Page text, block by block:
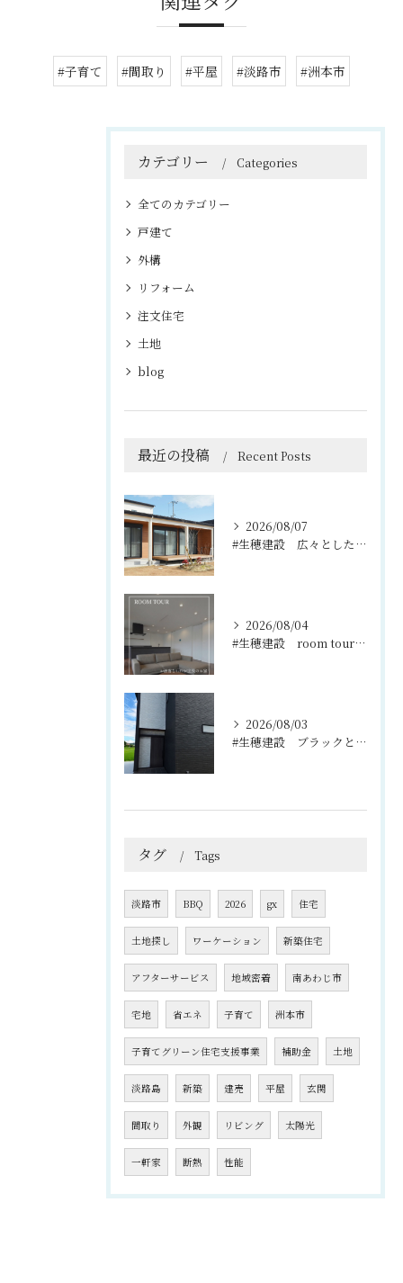
#子育て #間取り #平屋 #淡路市 #洲本市
カテゴリー Categories
全てのカテゴリー
戸建て
外構
リフォーム
注文住宅
土地
blog
最近の投稿 Recent Posts
2026/08/07
#生穂建設 広々としたウッドデッキは、室内と庭を繋ぐ心地よい...
2026/08/04
#生穂建設 room tour🏠
2026/08/03
#生穂建設 ブラックとグレーのコントラストがスタイリッシュな...
タグ Tags
淡路市 BBQ 2026 gx 住宅
土地探し ワーケーション 新築住宅
アフターサービス 地域密着 南あわじ市
宅地 省エネ 子育て 洲本市
子育てグリーン住宅支援事業 補助金 土地
淡路島 新築 建売 平屋 玄関
間取り 外観 リビング 太陽光
一軒家 断熱 性能